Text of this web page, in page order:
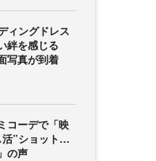
ィングドレス
絆を感じる
写真が到着
コーデで「映
活”ショット…
の声